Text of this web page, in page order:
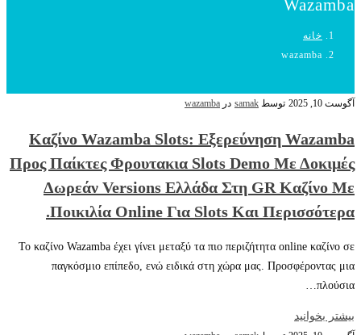
Wazamba
خانه
wazamba
آگوست 10, 2025 توسط samak در wazamba
Καζίνο Wazamba Slots: Εξερεύνηση Wazamba
Προς Παίκτες Φρουτακια Slots Demo Με Δοκιμές
Δωρεάν Versions Ελλάδα Στη GR Καζίνο Με
Ποικιλία Online Για Slots Και Περισσότερα.
Το καζίνο Wazamba έχει γίνει μεταξύ τα πιο περιζήτητα online καζίνο σε
παγκόσμιο επίπεδο, ενώ ειδικά στη χώρα μας. Προσφέροντας μια
πλούσια…
بیشتر بخوانید